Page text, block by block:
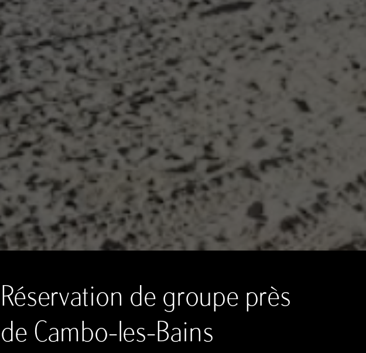
Réservation de groupe près
de Cambo-les-Bains